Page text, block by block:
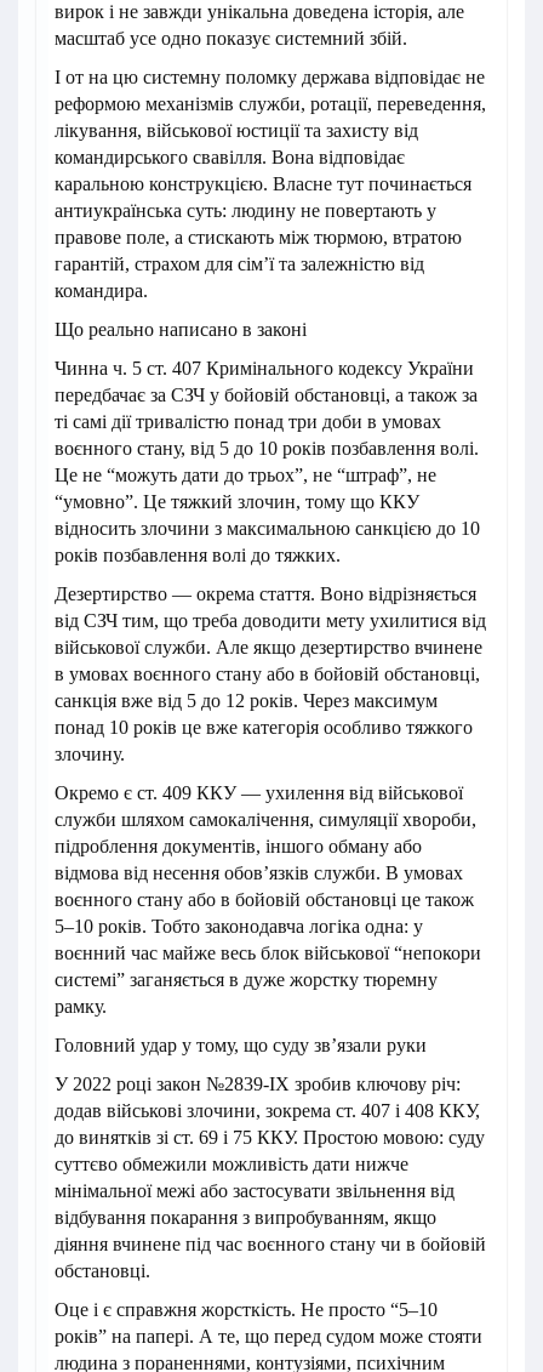
вирок і не завжди унікальна доведена історія, але
масштаб усе одно показує системний збій.
І от на цю системну поломку держава відповідає не
реформою механізмів служби, ротації, переведення,
лікування, військової юстиції та захисту від
командирського свавілля. Вона відповідає
каральною конструкцією. Власне тут починається
антиукраїнська суть: людину не повертають у
правове поле, а стискають між тюрмою, втратою
гарантій, страхом для сім’ї та залежністю від
командира.
Що реально написано в законі
Чинна ч. 5 ст. 407 Кримінального кодексу України
передбачає за СЗЧ у бойовій обстановці, а також за
ті самі дії тривалістю понад три доби в умовах
воєнного стану, від 5 до 10 років позбавлення волі.
Це не “можуть дати до трьох”, не “штраф”, не
“умовно”. Це тяжкий злочин, тому що ККУ
відносить злочини з максимальною санкцією до 10
років позбавлення волі до тяжких.
Дезертирство — окрема стаття. Воно відрізняється
від СЗЧ тим, що треба доводити мету ухилитися від
військової служби. Але якщо дезертирство вчинене
в умовах воєнного стану або в бойовій обстановці,
санкція вже від 5 до 12 років. Через максимум
понад 10 років це вже категорія особливо тяжкого
злочину.
Окремо є ст. 409 ККУ — ухилення від військової
служби шляхом самокалічення, симуляції хвороби,
підроблення документів, іншого обману або
відмова від несення обов’язків служби. В умовах
воєнного стану або в бойовій обстановці це також
5–10 років. Тобто законодавча логіка одна: у
воєнний час майже весь блок військової “непокори
системі” заганяється в дуже жорстку тюремну
рамку.
Головний удар у тому, що суду зв’язали руки
У 2022 році закон №2839-IX зробив ключову річ:
додав військові злочини, зокрема ст. 407 і 408 ККУ,
до винятків зі ст. 69 і 75 ККУ. Простою мовою: суду
суттєво обмежили можливість дати нижче
мінімальної межі або застосувати звільнення від
відбування покарання з випробуванням, якщо
діяння вчинене під час воєнного стану чи в бойовій
обстановці.
Оце і є справжня жорсткість. Не просто “5–10
років” на папері. А те, що перед судом може стояти
людина з пораненнями, контузіями, психічним